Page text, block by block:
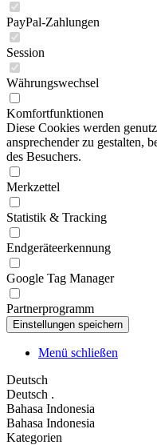
PayPal-Zahlungen
Session
Währungswechsel
Komfortfunktionen
Diese Cookies werden
ansprechender zu gestalten,
des Besuchers.
Merkzettel
Statistik & Tracking
Endgeräteerkennung
Google Tag Manager
Partnerprogramm
Menü schließen
Deutsch
Deutsch .
Bahasa Indonesia
Bahasa Indonesia
Kategorien